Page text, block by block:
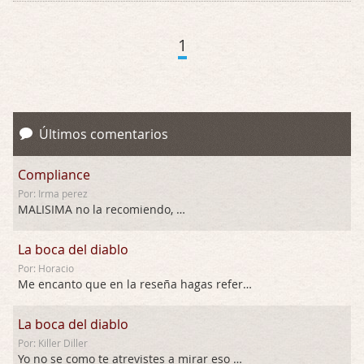
1
Últimos comentarios
Compliance
Por: Irma perez
MALISIMA no la recomiendo, …
La boca del diablo
Por: Horacio
Me encanto que en la reseña hagas referen …
La boca del diablo
Por: Killer Diller
Yo no se como te atrevistes a mirar eso …